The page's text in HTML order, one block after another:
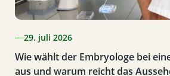
29. juli 2026
Wie wählt der Embryologe bei
aus und warum reicht das